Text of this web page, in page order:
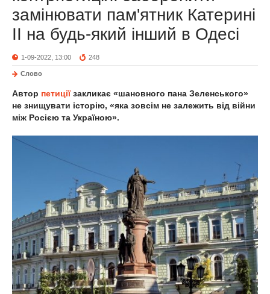
замінювати пам'ятник Катерині
ІІ на будь-який інший в Одесі
1-09-2022, 13:00 248
Слово
Автор петиціїзакликає «шановного пана Зеленського»
не знищувати історію, «яка зовсім не залежить від війни
між Росією та Україною».